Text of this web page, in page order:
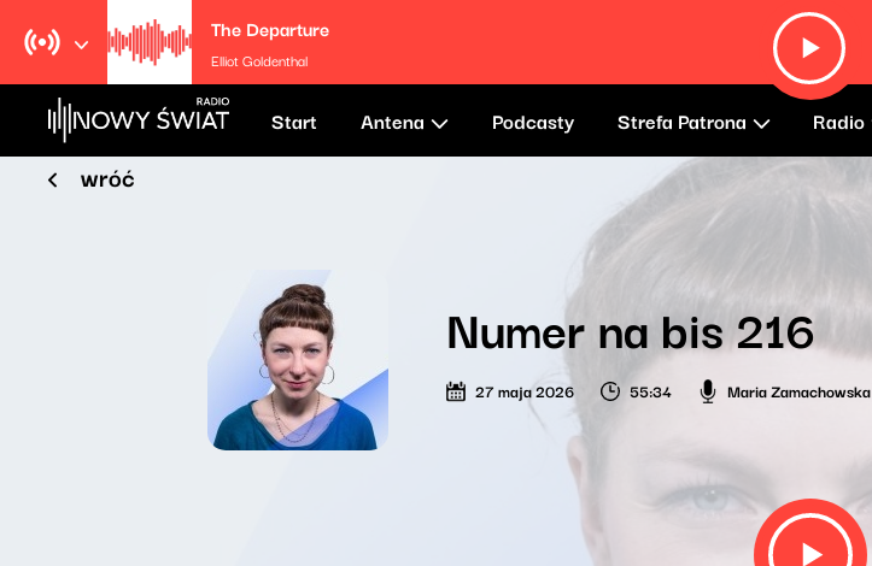
The Departure
Elliot Goldenthal
Start Antena Podcasty Strefa Patrona Radio
wróć
Numer na bis 216
27 maja 2026 55:34 Maria Zamachowska